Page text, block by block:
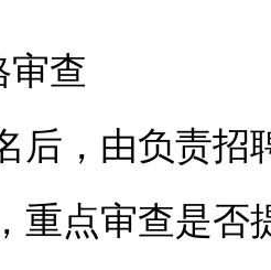
查
，由负责招
重点审查是否